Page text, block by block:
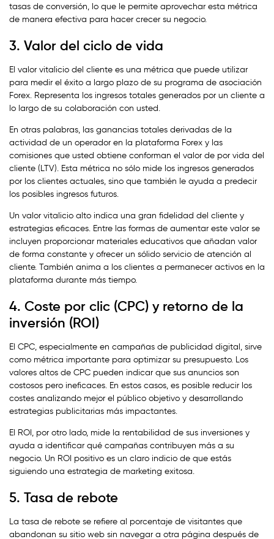
tasas de conversión, lo que le permite aprovechar esta métrica
de manera efectiva para hacer crecer su negocio.
3. Valor del ciclo de vida
El valor vitalicio del cliente es una métrica que puede utilizar
para medir el éxito a largo plazo de su programa de asociación
Forex. Representa los ingresos totales generados por un cliente a
lo largo de su colaboración con usted.
En otras palabras, las ganancias totales derivadas de la
actividad de un operador en la plataforma Forex y las
comisiones que usted obtiene conforman el valor de por vida del
cliente (LTV). Esta métrica no sólo mide los ingresos generados
por los clientes actuales, sino que también le ayuda a predecir
los posibles ingresos futuros.
Un valor vitalicio alto indica una gran fidelidad del cliente y
estrategias eficaces. Entre las formas de aumentar este valor se
incluyen proporcionar materiales educativos que añadan valor
de forma constante y ofrecer un sólido servicio de atención al
cliente. También anima a los clientes a permanecer activos en la
plataforma durante más tiempo.
4. Coste por clic (CPC) y retorno de la
inversión (ROI)
El CPC, especialmente en campañas de publicidad digital, sirve
como métrica importante para optimizar su presupuesto. Los
valores altos de CPC pueden indicar que sus anuncios son
costosos pero ineficaces. En estos casos, es posible reducir los
costes analizando mejor el público objetivo y desarrollando
estrategias publicitarias más impactantes.
El ROI, por otro lado, mide la rentabilidad de sus inversiones y
ayuda a identificar qué campañas contribuyen más a su
negocio. Un ROI positivo es un claro indicio de que estás
siguiendo una estrategia de marketing exitosa.
5. Tasa de rebote
La tasa de rebote se refiere al porcentaje de visitantes que
abandonan su sitio web sin navegar a otra página después de